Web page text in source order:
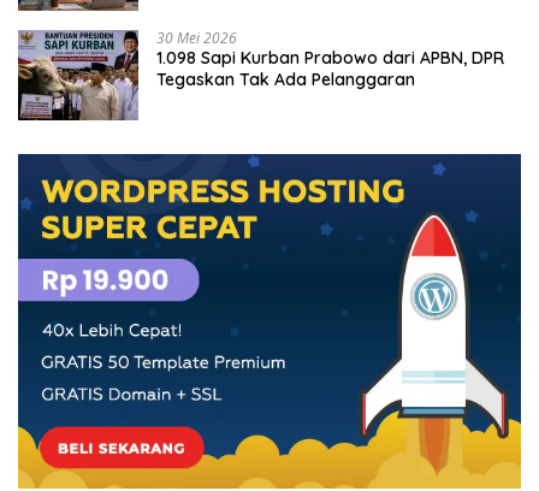
30 Mei 2026
1.098 Sapi Kurban Prabowo dari APBN, DPR
Tegaskan Tak Ada Pelanggaran